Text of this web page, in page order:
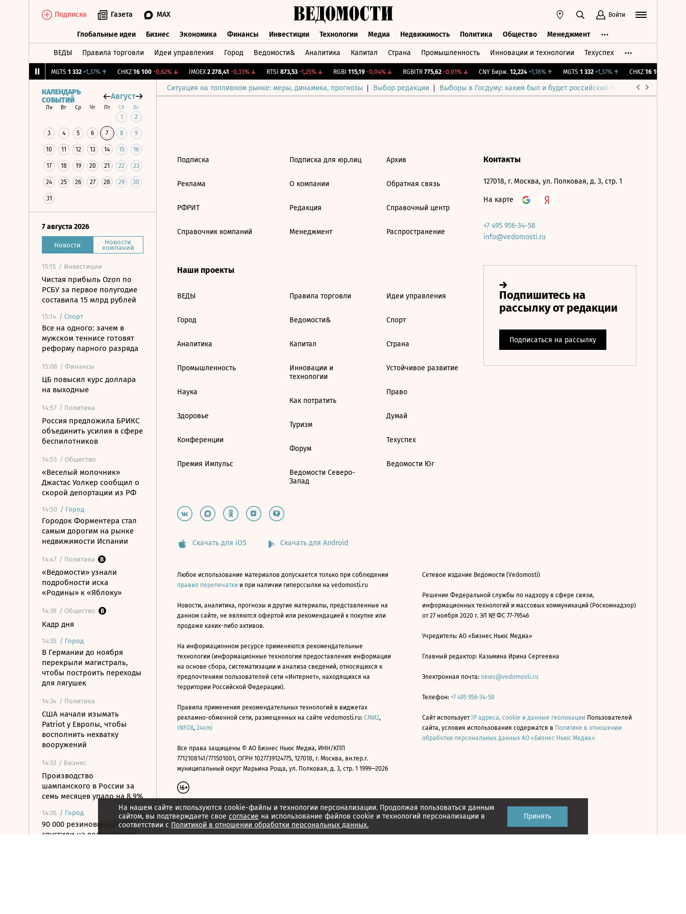
Подписка Газета MAX Войти
Глобальные идеи Бизнес Экономика Финансы Инвестиции Технологии Медиа Недвижимость Политика Общество Менеджмент
ВЕДЫ Правила торговли Идеи управления Город Ведомости& Аналитика Капитал Страна Промышленность Инновации и технологии Техуспех
MGTS 1 332 +1,37%↑ CHKZ 16 100 -0,62%↓ IMOEX 2 278,41 -0,33%↓ RTSI 873,53 -1,25%↓ RGBI 115,19 -0,04%↓ RGBITR 775,62 -0,01%↓ CNY Бирж. 12,224 +1,18%↑ MGTS 1 332 +1,37%↑ CHKZ 16 100
Ситуация на топливном рынке: меры, динамика, прогнозы Выбор редакции Выборы в Госдуму: каким был и будет российский парламент
КАЛЕНДАРЬ
СОБЫТИЙ
Август
Пн Вт Ср Чт Пт Сб Вс
1 2
3 4 5 6 7 8 9
10 11 12 13 14 15 16
17 18 19 20 21 22 23
24 25 26 27 28 29 30
31
7 августа 2026
Новости Новости
компаний
15:15 / Инвестиции
Чистая прибыль Ozon по
РСБУ за первое полугодие
составила 15 млрд рублей
15:14 / Спорт
Все на одного: зачем в
мужском теннисе готовят
реформу парного разряда
15:08 / Финансы
ЦБ повысил курс доллара
на выходные
14:57 / Политика
Россия предложила БРИКС
объединить усилия в сфере
беспилотников
14:55 / Общество
«Веселый молочник»
Джастас Уолкер сообщил о
скорой депортации из РФ
14:50 / Город
Городок Форментера стал
самым дорогим на рынке
недвижимости Испании
14:47 / Политика
«Ведомости» узнали
подробности иска
«Родины» к «Яблоку»
14:39 / Общество
Кадр дня
14:35 / Город
В Германии до ноября
перекрыли магистраль,
чтобы построить переходы
для лягушек
14:34 / Политика
США начали изымать
Patriot у Европы, чтобы
восполнить нехватку
вооружений
14:33 / Бизнес
Производство
шампанского в России за
семь месяцев упало на 8,9%
14:26 / Город
90 000 резиновых уточек
спустили на воду в Чикаго
На нашем сайте используются cookie-файлы и технологии персонализации. Продолжая пользоваться данным
сайтом, вы подтверждаете свое согласие на использование файлов cookie и технологий персонализации в
соответствии с Политикой в отношении обработки персональных данных.
Принять
Подписка
Реклама
РФРИТ
Справочник компаний
Подписка для юр.лиц
О компании
Редакция
Менеджмент
Архив
Обратная связь
Справочный центр
Распространение
Наши проекты
ВЕДЫ
Город
Аналитика
Промышленность
Наука
Здоровье
Конференции
Премия Импульс
Правила торговли
Ведомости&
Капитал
Инновации и
технологии
Как потратить
Туризм
Форум
Ведомости Северо-
Запад
Идеи управления
Спорт
Страна
Устойчивое развитие
Право
Думай
Техуспех
Ведомости Юг
Контакты
127018, г. Москва, ул. Полковая, д. 3, стр. 1
На карте
+7 495 956-34-58
info@vedomosti.ru
Скачать для iOS Скачать для Android
Любое использование материалов допускается только при соблюдении
правил перепечатки и при наличии гиперссылки на vedomosti.ru
Новости, аналитика, прогнозы и другие материалы, представленные на
данном сайте, не являются офертой или рекомендацией к покупке или
продаже каких-либо активов.
На информационном ресурсе применяются рекомендательные
технологии (информационные технологии предоставления информации
на основе сбора, систематизации и анализа сведений, относящихся к
предпочтениям пользователей сети «Интернет», находящихся на
территории Российской Федерации).
Правила применения рекомендательных технологий в виджетах
рекламно-обменной сети, размещенных на сайте vedomosti.ru: СМИ2,
INFOX, 24smi
Все права защищены © АО Бизнес Ньюс Медиа, ИНН/КПП
7712108141/771501001, ОГРН 1027739124775, 127018, г. Москва, вн.тер.г.
муниципальный округ Марьина Роща, ул. Полковая, д. 3, стр. 1 1999—2026
Сетевое издание Ведомости (Vedomosti)
Решение Федеральной службы по надзору в сфере связи,
информационных технологий и массовых коммуникаций (Роскомнадзор)
от 27 ноября 2020 г. ЭЛ № ФС 77-79546
Учредитель: АО «Бизнес Ньюс Медиа»
Главный редактор: Казьмина Ирина Сергеевна
Электронная почта: news@vedomosti.ru
Телефон: +7 495 956-34-58
Сайт использует IP адреса, cookie и данные геолокации Пользователей
сайта, условия использования содержатся в Политике в отношении
обработки персональных данных АО «Бизнес Ньюс Медиа»